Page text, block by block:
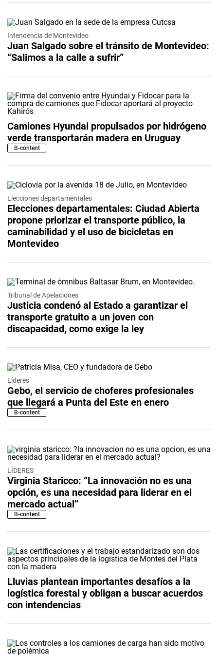
Intendencia de Montevideo
Juan Salgado sobre el tránsito de Montevideo:
“Salimos a la calle a sufrir”
Camiones Hyundai propulsados por hidrógeno
verde transportarán madera en Uruguay
B-content
Elecciones departamentales
Elecciones departamentales: Ciudad Abierta
propone priorizar el transporte público, la
caminabilidad y el uso de bicicletas en
Montevideo
Tribunal de Apelaciones
Justicia condenó al Estado a garantizar el
transporte gratuito a un joven con
discapacidad, como exige la ley
Líderes
Gebo, el servicio de choferes profesionales
que llegará a Punta del Este en enero
B-content
LÍDERES
Virginia Staricco: “La innovación no es una
opción, es una necesidad para liderar en el
mercado actual”
B-content
Lluvias plantean importantes desafíos a la
logística forestal y obligan a buscar acuerdos
con intendencias